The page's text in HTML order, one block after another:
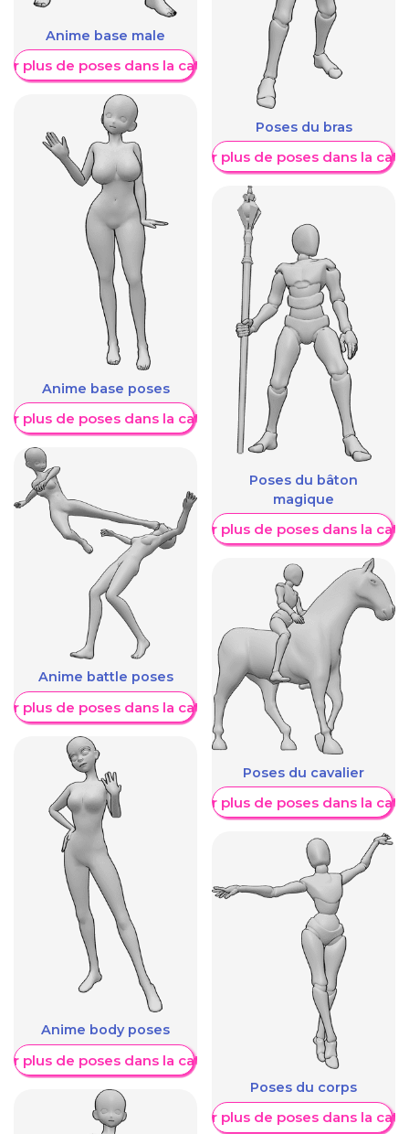
Anime base male
plus de poses dans la catégorie
Anime base poses
plus de poses dans la catégorie
Anime battle poses
plus de poses dans la catégorie
Anime body poses
plus de poses dans la catégorie
Poses du bras
Afficher plus de poses dans la
Poses du bâton
magique
Afficher plus de poses dans la
Poses du cavalier
Afficher plus de poses dans la
Poses du corps
Afficher plus de poses dans la